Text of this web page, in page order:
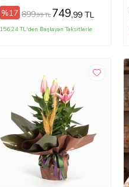
%17 899,99 TL 749,99 TL
156,24 TL'den Başlayan Taksitlerle